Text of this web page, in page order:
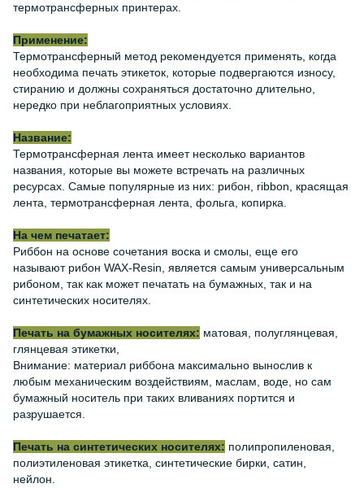
термотрансферных принтерах.
Применение:
Термотрансферный метод рекомендуется применять, когда
необходима печать этикеток, которые подвергаются износу,
стиранию и должны сохраняться достаточно длительно,
нередко при неблагоприятных условиях.
Название:
Термотрансферная лента имеет несколько вариантов
названия, которые вы можете встречать на различных
ресурсах. Самые популярные из них: рибон, ribbon, красящая
лента, термотрансферная лента, фольга, копирка.
На чем печатает:
Риббон ​​на основе сочетания воска и смолы, еще его
называют рибон WAX-Resin, является самым универсальным
рибоном, так как может печатать на бумажных, так и на
синтетических носителях.
Печать на бумажных носителях: матовая, полуглянцевая,
глянцевая этикетки,
Внимание: материал риббона максимально вынослив к
любым механическим воздействиям, маслам, воде, но сам
бумажный носитель при таких вливаниях портится и
разрушается.
Печать на синтетических носителях: полипропиленовая,
полиэтиленовая этикетка, синтетические бирки, сатин,
нейлон.